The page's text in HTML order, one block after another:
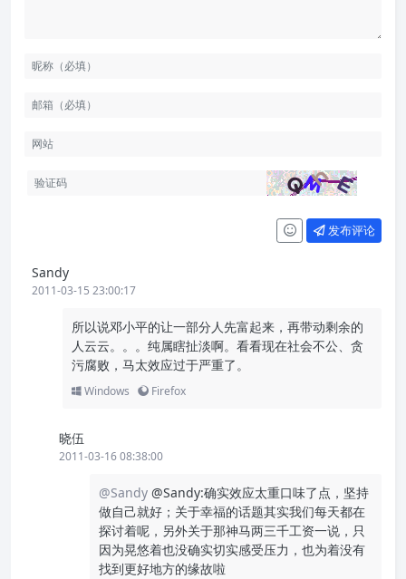
发布评论
Sandy
2011-03-15 23:00:17
所以说邓小平的让一部分人先富起来，再带动剩余的
人云云。。。纯属瞎扯淡啊。看看现在社会不公、贪
污腐败，马太效应过于严重了。
Windows Firefox
晓伍
2011-03-16 08:38:00
@Sandy @Sandy:确实效应太重口味了点，坚持
做自己就好；关于幸福的话题其实我们每天都在
探讨着呢，另外关于那神马两三千工资一说，只
因为晃悠着也没确实切实感受压力，也为着没有
找到更好地方的缘故啦